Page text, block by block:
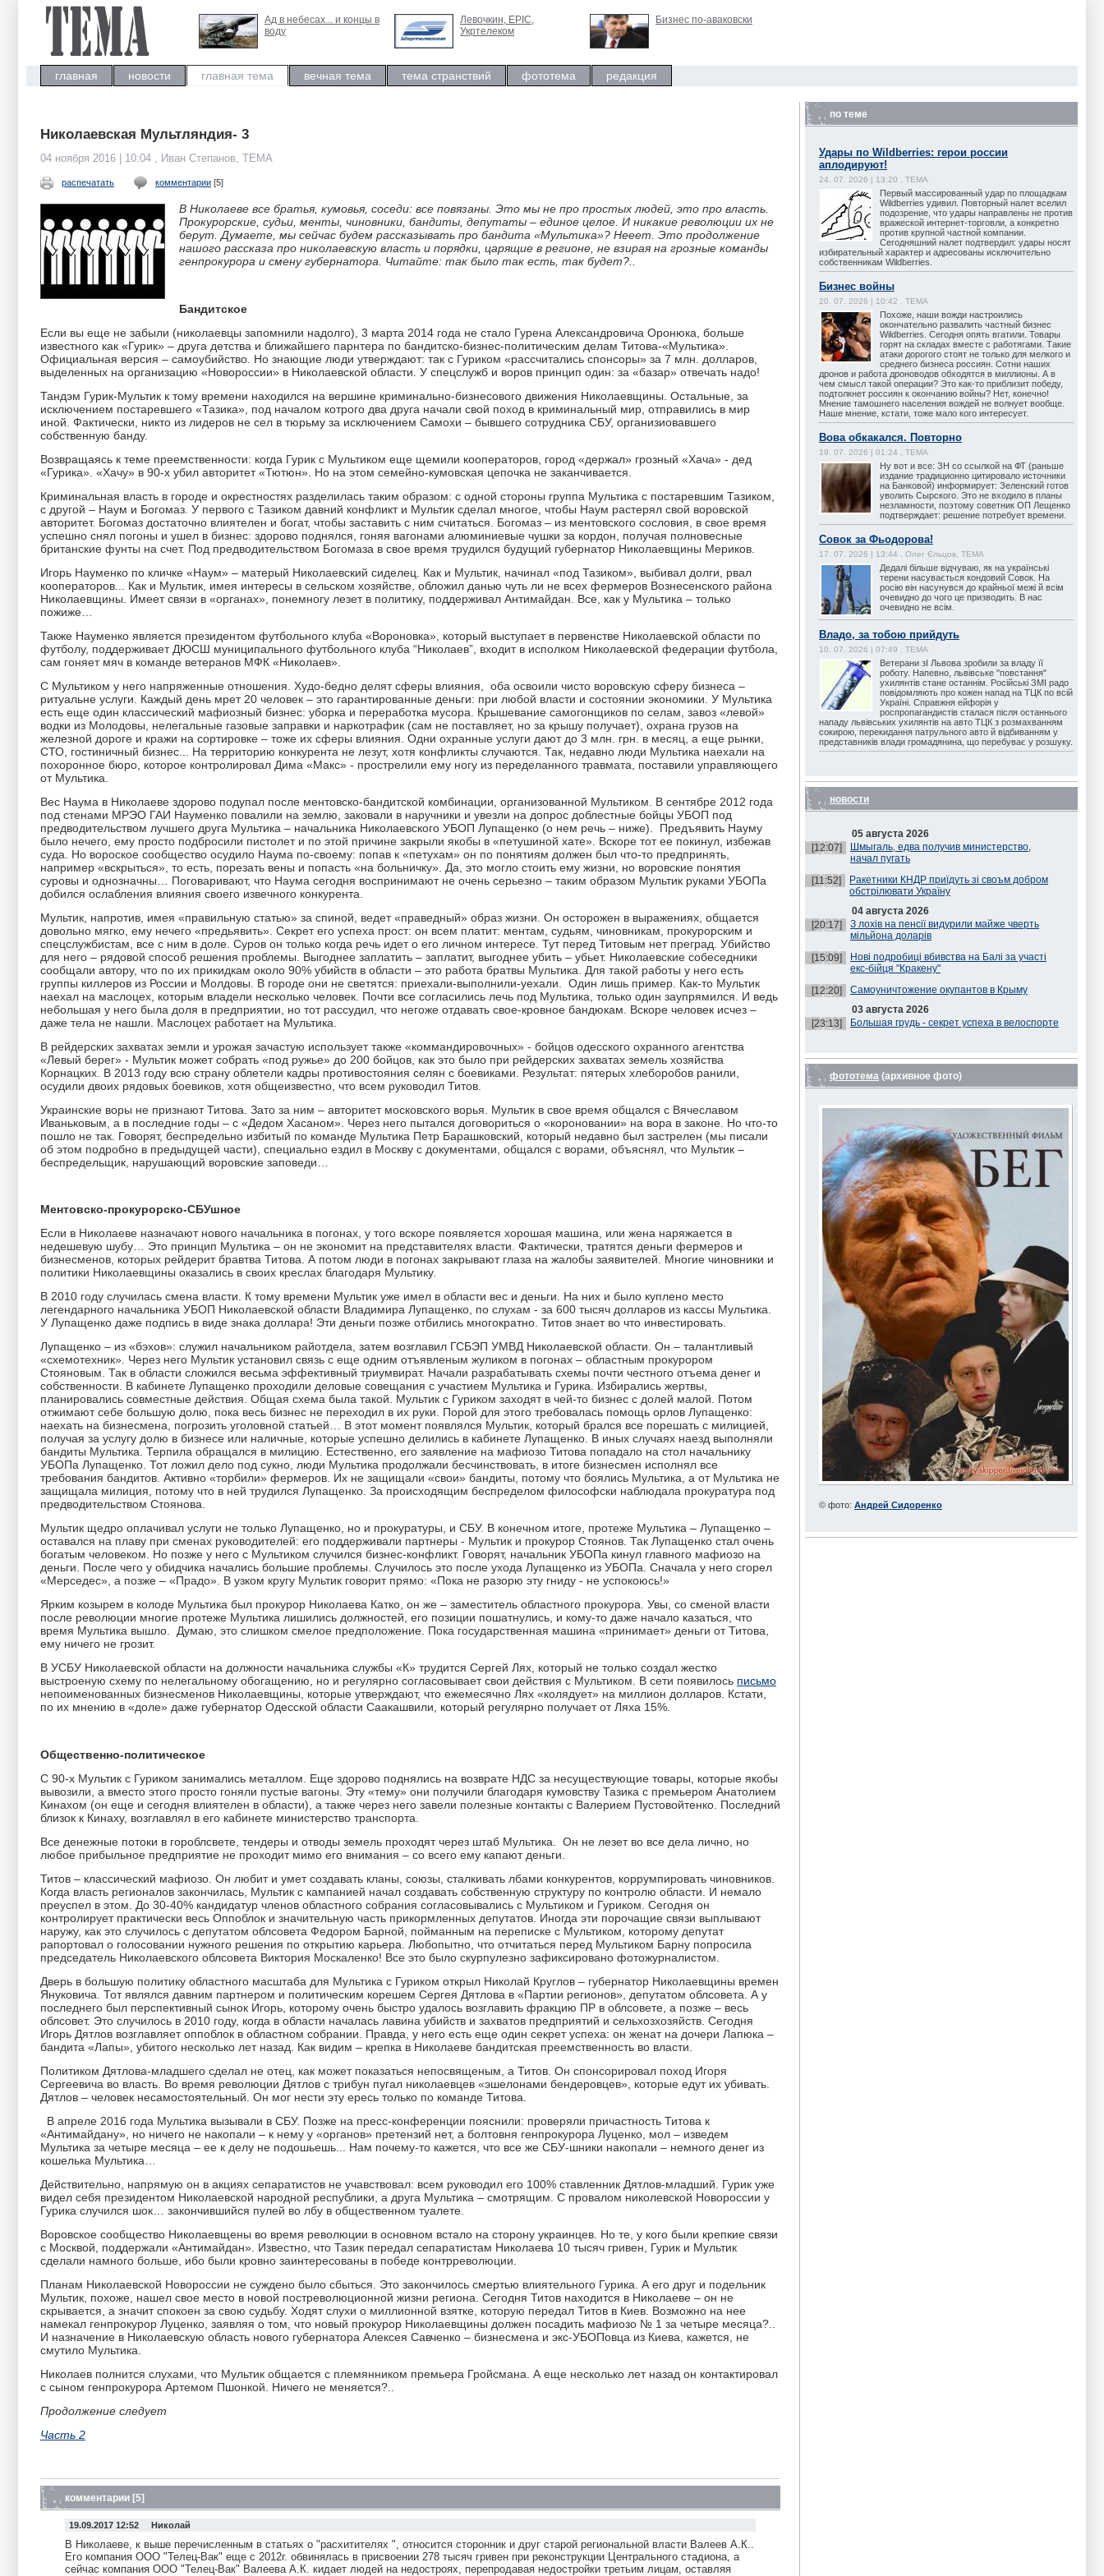
Ад в небесах... и концы в
воду
Левочкин, ЕРIC,
Укртелеком
Бизнес по-аваковски
главная новости главная тема вечная тема тема странствий фототема редакция
Николаевская Мультляндия- 3
04 ноября 2016 | 10:04 , Иван Степанов, ТЕМА
распечатать комментарии [5]
В Николаеве все братья, кумовья, соседи: все повязаны. Это мы не про простых людей, это про власть.
Прокурорские, судьи, менты, чиновники, бандиты, депутаты – единое целое. И никакие революции их не
берут. Думаете, мы сейчас будем рассказывать про бандита «Мультика»? Нееет. Это продолжение
нашого рассказа про николаевскую власть и порядки, царящие в регионе, не взирая на грозные команды
генпрокурора и смену губернатора. Читайте: так было так есть, так будет?..
Бандитское
Если вы еще не забыли (николаевцы запомнили надолго), 3 марта 2014 года не стало Гурена Александровича Оронюка, больше
известного как «Гурик» – друга детства и ближайшего парнтера по бандитско-бизнес-политическим делам Титова-«Мультика».
Официальная версия – самоубийство. Но знающие люди утверждают: так с Гуриком «рассчитались спонсоры» за 7 млн. долларов,
выделенных на организацию «Новороссии» в Николаевской области. У спецслужб и воров принцип один: за «базар» отвечать надо!
Тандэм Гурик-Мультик к тому времени находился на вершине криминально-бизнесового движения Николаевщины. Остальные, за
исключением постаревшего «Тазика», под началом котрого два друга начали свой поход в криминальный мир, отправились в мир
иной. Фактически, никто из лидеров не сел в тюрьму за исключением Самохи – бывшего сотрудника СБУ, организиовавшего
собственную банду.
Возвращаясь к теме преемственности: когда Гурик с Мультиком еще щемили кооператоров, город «держал» грозный «Хача» - дед
«Гурика». «Хачу» в 90-х убил авторитет «Тютюн». Но на этом семейно-кумовская цепочка не заканчивается.
Криминальная власть в городе и окрестностях разделилась таким образом: с одной стороны группа Мультика с постаревшим Тазиком,
с другой – Наум и Богомаз. У первого с Тазиком давний конфликт и Мультик сделал многое, чтобы Наум растерял свой воровской
авторитет. Богомаз достаточно влиятелен и богат, чтобы заставить с ним считаться. Богомаз – из ментовского сословия, в свое время
успешно снял погоны и ушел в бизнес: здорово поднялся, гоняя вагонами алюминиевые чушки за кордон, получая полновесные
британские фунты на счет. Под предводительством Богомаза в свое время трудился будущий губернатор Николаевщины Мериков.
Игорь Науменко по кличке «Наум» – матерый Николаевский сиделец. Как и Мультик, начинал «под Тазиком», выбивал долги, рвал
кооператоров... Как и Мультик, имея интересы в сельском хозяйстве, обложил данью чуть ли не всех фермеров Вознесенского района
Николаевщины. Имеет связи в «органах», понемногу лезет в политику, поддерживал Антимайдан. Все, как у Мультика – только
пожиже…
Также Науменко является президентом футбольного клуба «Вороновка», который выступает в первенстве Николаевской области по
футболу, поддерживает ДЮСШ муниципального футбольного клуба “Николаев”, входит в исполком Николаевской федерации футбола,
сам гоняет мяч в команде ветеранов МФК «Николаев».
С Мультиком у него напряженные отношения. Худо-бедно делят сферы влияния, оба освоили чисто воровскую сферу бизнеса –
ритуальне услуги. Каждый день мрет 20 человек – это гарантированные деньги: при любой власти и состоянии экономики. У Мультика
есть еще один классический мафиозный бизнес: уборка и переработка мусора. Крышевание самогонщиков по селам, завоз «левой»
водки из Молодовы, нелегальные газовые заправки и наркотрафик (сам не поставляет, но за крышу получает), охрана грузов на
железной дороге и кражи на сортировке – тоже их сферы влияния. Одни охранные услуги дают до 3 млн. грн. в месяц, а еще рынки,
СТО, гостиничный бизнес... На территорию конкурента не лезут, хотя конфликты случаются. Так, недавно люди Мультика наехали на
похоронное бюро, которое контролировал Дима «Макс» - прострелили ему ногу из переделанного травмата, поставили управляющего
от Мультика.
Вес Наума в Николаеве здорово подупал после ментовско-бандитской комбинации, организованной Мультиком. В сентябре 2012 года
под стенами МРЭО ГАИ Науменко повалили на землю, заковали в наручники и увезли на допрос доблестные бойцы УБОП под
предводительством лучшего друга Мультика – начальника Николаевского УБОП Лупащенко (о нем речь – ниже). Предъявить Науму
было нечего, ему просто подбросили пистолет и по этой причине закрыли якобы в «петушиной хате». Вскоре тот ее покинул, избежав
суда. Но вороское сообщество осудило Наума по-своему: попав к «петухам» он по понятиям должен был что-то предпринять,
например «вскрыться», то есть, порезать вены и попасть «на больничку». Да, это могло стоить ему жизни, но воровские понятия
суровы и однозначны… Поговаривают, что Наума сегодня воспринимают не очень серьезно – таким образом Мультик руками УБОПа
добился ослабления влияния своего извечного конкурента.
Мультик, напротив, имея «правильную статью» за спиной, ведет «праведный» образ жизни. Он осторожен в выражениях, общается
довольно мягко, ему нечего «предьявить». Секрет его успеха прост: он всем платит: ментам, судьям, чиновникам, прокурорским и
спецслужбистам, все с ним в доле. Суров он только когда речь идет о его личном интересе. Тут перед Титовым нет преград. Убийство
для него – рядовой способ решения проблемы. Выгоднее заплатить – заплатит, выгоднее убить – убьет. Николаевские собеседники
сообщали автору, что по их прикидкам около 90% убийств в области – это работа братвы Мультика. Для такой работы у него есть
группы киллеров из России и Молдовы. В городе они не светятся: приехали-выполнили-уехали. Один лишь пример. Как-то Мультик
наехал на маслоцех, которым владели несколько человек. Почти все согласились лечь под Мультика, только один заупрямился. И ведь
небольшая у него была доля в предприятии, но тот рассудил, что негоже отдавать свое-кровное бандюкам. Вскоре человек исчез –
даже тела не нашли. Маслоцех работает на Мультика.
В рейдерских захватах земли и урожая зачастую использует также «коммандировочных» - бойцов одесского охранного агентства
«Левый берег» - Мультик может собрать «под ружье» до 200 бойцов, как это было при рейдерских захватах земель хозяйства
Корнацких. В 2013 году всю страну облетели кадры противостояния селян с боевиками. Результат: пятерых хлеборобов ранили,
осудили двоих рядовых боевиков, хотя общеизвестно, что всем руководил Титов.
Украинские воры не признают Титова. Зато за ним – авторитет московского ворья. Мультик в свое время общался с Вячеславом
Иваньковым, а в последние годы – с «Дедом Хасаном». Через него пытался договориться о «короновании» на вора в законе. Но что-то
пошло не так. Говорят, беспредельно избитый по команде Мультика Петр Барашковский, который недавно был застрелен (мы писали
об этом подробно в предыдущей части), специально ездил в Москву с документами, общался с ворами, объяснял, что Мультик –
беспредельщик, нарушающий воровские заповеди…
Ментовско-прокурорско-СБУшное
Если в Николаеве назначают нового начальника в погонах, у того вскоре появляется хорошая машина, или жена наряжается в
недешевую шубу… Это принцип Мультика – он не экономит на представителях власти. Фактически, тратятся деньги фермеров и
бизнесменов, которых рейдерит бравтва Титова. А потом люди в погонах закрывают глаза на жалобы заявителей. Многие чиновники и
политики Николаевщины оказались в своих креслах благодаря Мультику.
В 2010 году случилась смена власти. К тому времени Мультик уже имел в области вес и деньги. На них и было куплено место
легендарного начальника УБОП Николаевской области Владимира Лупащенко, по слухам - за 600 тысяч долларов из кассы Мультика.
У Лупащенко даже подпись в виде знака доллара! Эти деньги позже отбились многократно. Титов знает во что инвестировать.
Лупащенко – из «бэхов»: служил начальником райотдела, затем возглавил ГСБЭП УМВД Николаевской области. Он – талантливый
«схемотехник». Через него Мультик установил связь с еще одним отъявленым жуликом в погонах – областным прокурором
Стояновым. Так в области сложился весьма эффективный триумвират. Начали разрабатывать схемы почти честного отъема денег и
собственности. В кабинете Лупащенко проходили деловые совещания с участием Мультика и Гурика. Избирались жертвы,
планировались совместные действия. Общая схема была такой. Мультик с Гуриком заходят в чей-то бизнес с долей малой. Потом
отжимают себе большую долю, пока весь бизнес не переходил в их руки. Порой для этого требовалась помощь орлов Лупащенко:
наехать на бизнесмена, погрозить уголовной статьей… В этот момент появлялся Мультик, который брался все порешать с милицией,
получая за услугу долю в бизнесе или наличные, которые успешно делились в кабинете Лупащенко. В иных случаях наезд выполняли
бандиты Мультика. Терпила обращался в милицию. Естественно, его заявление на мафиозо Титова попадало на стол начальнику
УБОПа Лупащенко. Тот ложил дело под сукно, люди Мультика продолжали бесчинствовать, в итоге бизнесмен исполнял все
требования бандитов. Активно «торбили» фермеров. Их не защищали «свои» бандиты, потому что боялись Мультика, а от Мультика не
защищала милиция, потому что в ней трудился Лупащенко. За происходящим беспределом философски наблюдала прокуратура под
предводительством Стоянова.
Мультик щедро оплачивал услуги не только Лупащенко, но и прокуратуры, и СБУ. В конечном итоге, протеже Мультика – Лупащенко –
оставался на плаву при сменах руководителей: его поддерживали партнеры - Мультик и прокурор Стоянов. Так Лупащенко стал очень
богатым человеком. Но позже у него с Мультиком случился бизнес-конфликт. Говорят, начальник УБОПа кинул главного мафиозо на
деньги. После чего у обидчика начались большие проблемы. Случилось это после ухода Лупащенко из УБОПа. Сначала у него сгорел
«Мерседес», а позже – «Прадо». В узком кругу Мультик говорит прямо: «Пока не разорю эту гниду - не успокоюсь!»
Ярким козырем в колоде Мультика был прокурор Николаева Катко, он же – заместитель областного прокурора. Увы, со сменой власти
после революции многие протеже Мультика лишились должностей, его позиции пошатнулись, и кому-то даже начало казаться, что
время Мультика вышло. Думаю, это слишком смелое предположение. Пока государственная машина «принимает» деньги от Титова,
ему ничего не грозит.
В УСБУ Николаевской области на должности начальника службы «К» трудится Сергей Лях, который не только создал жестко
выстроеную схему по нелегальному обогащению, но и регулярно согласовывает свои действия с Мультиком. В сети появилось письмо
непоименованных бизнесменов Николаевщины, которые утверждают, что ежемесячно Лях «колядует» на миллион долларов. Кстати,
по их мнению в «доле» даже губернатор Одесской области Саакашвили, который регулярно получает от Ляха 15%.
Общественно-политическое
С 90-х Мультик с Гуриком занимались металлом. Еще здорово поднялись на возврате НДС за несуществующие товары, которые якобы
вывозили, а вместо этого просто гоняли пустые вагоны. Эту «тему» они получили благодаря кумовству Тазика с премьером Анатолием
Кинахом (он еще и сегодня влиятелен в области), а также через него завели полезные контакты с Валерием Пустовойтенко. Последний
близок к Кинаху, возглавлял в его кабинете министерство транспорта.
Все денежные потоки в гороблсвете, тендеры и отводы земель проходят через штаб Мультика. Он не лезет во все дела лично, но
любое прибыльное предприятие не проходит мимо его внимания – со всего ему капают деньги.
Титов – классический мафиозо. Он любит и умет создавать кланы, союзы, сталкивать лбами конкурентов, коррумпировать чиновников.
Когда власть регионалов закончилась, Мультик с кампанией начал создавать собственную структуру по контролю области. И немало
преуспел в этом. До 30-40% кандидатур членов областного собрания согласовывались с Мультиком и Гуриком. Сегодня он
контролирует практически весь Оппоблок и значительную часть прикормленных депутатов. Иногда эти порочащие связи выплывают
наружу, как это случилось с депутатом облсовета Федором Барной, пойманным на переписке с Мультиком, которому депутат
рапортовал о голосовании нужного решения по открытию карьера. Любопытно, что отчитаться перед Мультиком Барну попросила
председатель Николаевского облсовета Виктория Москаленко! Все это было скурпулезно зафиксировано фотожурналистом.
Дверь в большую политику областного масштаба для Мультика с Гуриком открыл Николай Круглов – губернатор Николаевщины времен
Януковича. Тот являлся давним партнером и политическим корешем Сергея Дятлова в «Партии регионов», депутатом облсовета. А у
последнего был перспективный сынок Игорь, которому очень быстро удалось возглавить фракцию ПР в облсовете, а позже – весь
облсовет. Это случилось в 2010 году, когда в области началась лавина убийств и захватов предприятий и сельхозхозяйств. Сегодня
Игорь Дятлов возглавляет оппоблок в областном собрании. Правда, у него есть еще один секрет успеха: он женат на дочери Лапюка –
бандита «Лапы», убитого несколько лет назад. Как видим – крепка в Николаеве бандитская преемственность во власти.
Политиком Дятлова-младшего сделал не отец, как может показаться непосвященым, а Титов. Он спонсорировал поход Игоря
Сергеевича во власть. Во время революции Дятлов с трибун пугал николаевцев «эшелонами бендеровцев», которые едут их убивать.
Дятлов – человек несамостоятельный. Он мог нести эту ересь только по команде Титова.
В апреле 2016 года Мультика вызывали в СБУ. Позже на пресс-конференции пояснили: проверяли причастность Титова к
«Антимайдану», но ничего не накопали – к нему у «органов» претензий нет, а болтовня генпрокурора Луценко, мол – изведем
Мультика за четыре месяца – ее к делу не подошьешь... Нам почему-то кажется, что все же СБУ-шники накопали – немного денег из
кошелька Мультика…
Действительно, напрямую он в акциях сепаратистов не учавствовал: всем руководил его 100% ставленник Дятлов-младший. Гурик уже
видел себя президентом Николаевской народной республики, а друга Мультика – смотрящим. С провалом николевской Новороссии у
Гурика случился шок… закончившийся пулей во лбу в общественном туалете.
Воровское сообщество Николаевщены во время революции в основном встало на сторону украинцев. Но те, у кого были крепкие связи
с Москвой, поддержали «Антимайдан». Известно, что Тазик передал сепаратистам Николаева 10 тысяч гривен, Гурик и Мультик
сделали намного больше, ибо были кровно заинтересованы в победе контрреволюции.
Планам Николаевской Новороссии не суждено было сбыться. Это закончилось смертью влиятельного Гурика. А его друг и подельник
Мультик, похоже, нашел свое место в новой постреволюционной жизни региона. Сегодня Титов находится в Николаеве – он не
скрывается, а значит спокоен за свою судьбу. Ходят слухи о миллионной взятке, которую передал Титов в Киев. Возможно на нее
намекал генпрокурор Луценко, заявляя о том, что новый прокурор Николаевщины должен посадить мафиозо № 1 за четыре месяца?..
И назначение в Николаевскую область нового губернатора Алексея Савченко – бизнесмена и экс-УБОПовца из Киева, кажется, не
смутило Мультика.
Николаев полнится слухами, что Мультик общается с племянником премьера Гройсмана. А еще несколько лет назад он контактировал
с сыном генпрокурора Артемом Пшонкой. Ничего не меняется?..
Продолжение следует
Часть 2
комментарии [5]
19.09.2017 12:52 Николай
В Николаеве, к выше перечисленным в статьях о "расхитителях ", относится сторонник и друг старой региональной власти Валеев А.К..
Его компания ООО "Телец-Вак" еще с 2012г. обвинялась в присвоении 278 тысяч гривен при реконструкции Центрального стадиона, а
сейчас компания ООО "Телец-Вак" Валеева А.К. кидает людей на недостроях, перепродавая недостройки третьим лицам, оставляя
по теме
Удары по Wildberries: герои россии
аплодируют!
24. 07. 2026 | 13:20 , ТЕМА
Первый массированный удар по площадкам
Wildberries удивил. Повторный налет вселил
подозрение, что удары направлены не против
вражеской интернет-торговли, а конкретно
против крупной частной компании.
Сегодняшний налет подтвердил: удары носят
избирательный характер и адресованы исключительно
собственникам Wildberries.
Бизнес войны
20. 07. 2026 | 10:42 , ТЕМА
Похоже, наши вожди настроились
окончательно развалить частный бизнес
Wildberries. Сегодня опять вгатили. Товары
горят на складах вместе с работягами. Такие
атаки дорогого стоят не только для мелкого и
среднего бизнеса россиян. Сотни наших
дронов и работа дроноводов обходятся в миллионы. А в
чем смысл такой операции? Это как-то приблизит победу,
подтолкнет россиян к окончанию войны? Нет, конечно!
Мнение тамошнего населения вождей не волнует вообще.
Наше мнение, кстати, тоже мало кого интересует.
Вова обкакался. Повторно
19. 07. 2026 | 01:24 , ТЕМА
Ну вот и все: ЗН со ссылкой на ФТ (раньше
издание традиционно цитировало источники
на Банковой) информирует: Зеленский готов
уволить Сырского. Это не входило в планы
незламности, поэтому советник ОП Лещенко
подтверждает: решение потребует времени.
Совок за Фьодорова!
17. 07. 2026 | 13:44 , Олег Єльцов, ТЕМА
Дедалі більше відчуваю, як на українські
терени насувається кондовий Совок. На
росію він насунувся до крайньої межі й всім
очевидно до чого це призводить. В нас
очевидно не всім.
Владо, за тобою прийдуть
10. 07. 2026 | 07:49 , ТЕМА
Ветерани зІ Львова зробили за владу її
роботу. Напевно, львівське "повстання"
ухилянтів стане останнім. Російські ЗМІ радо
повідомляють про кожен напад на ТЦК по всій
Україні. Справжня ейфорія у
роспропагандистів сталася після останнього
нападу львівських ухилянтів на авто ТЦК з розмахванням
сокирою, перекидання патрульного авто й відбиванням у
представників влади громадянина, що перебуває у розшуку.
новости
05 августа 2026
[12:07]
Шмыгаль, едва получив министерство,
начал пугать
[11:52]
Ракетники КНДР приїдуть зі своъм добром
обстрілювати Україну
04 августа 2026
[20:17]
З лохів на пенсії видурили майже чверть
мільйона доларів
[15:09]
Нові подробиці вбивства на Балі за участі
екс-бійця "Кракену"
[12:20]
Самоуничтожение окупантов в Крыму
03 августа 2026
[23:13]
Большая грудь - секрет успеха в велоспорте
фототема (архивное фото)
© фото: Андрей Сидоренко